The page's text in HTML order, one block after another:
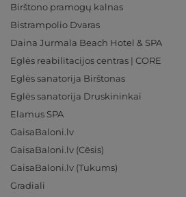
Birštono pramogų kalnas
Bistrampolio Dvaras
Daina Jurmala Beach Hotel & SPA
Eglės reabilitacijos centras | CORE
Eglės sanatorija Birštonas
Eglės sanatorija Druskininkai
Elamus SPA
GaisaBaloni.lv
GaisaBaloni.lv (Cēsis)
GaisaBaloni.lv (Tukums)
Gradiali